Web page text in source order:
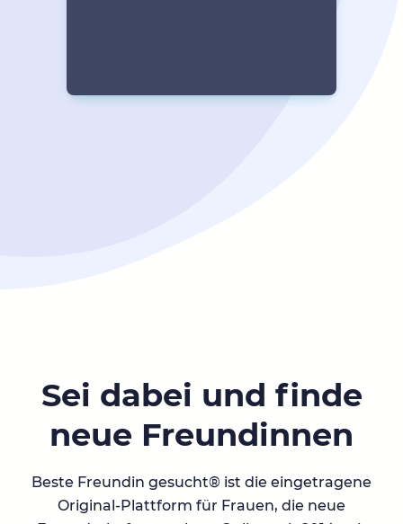
Sei dabei und finde
neue Freundinnen
Beste Freundin gesucht® ist die eingetragene
Original-Plattform für Frauen, die neue